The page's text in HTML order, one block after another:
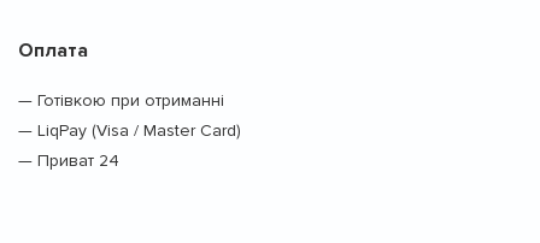
Оплата
— Готівкою при отриманні
— LiqPay (Visa / Master Card)
— Приват 24